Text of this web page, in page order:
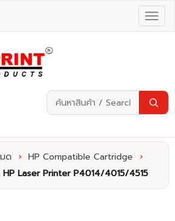
ด › HP Compatible Cartridge
›
Laser Printer P4014/4015/4515